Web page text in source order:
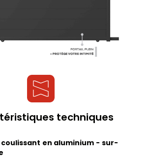
techniques
en aluminium - sur-